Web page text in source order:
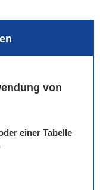
von
einer Tabelle